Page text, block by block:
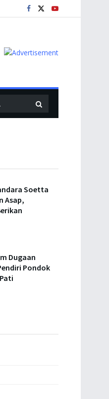
Soetta
Asap,
Dugaan
Pondok